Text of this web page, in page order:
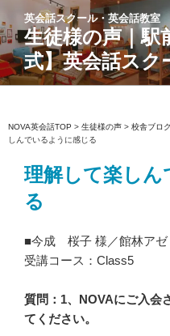
ン
テ
ン
ツ
ス
キ
英会話スクール・英会話教室
生徒様の声｜駅
式】英会話スク
NOVA英会話TOP > 生徒様の声 > 校舎ブロ
しんでいるように感じる
理解して楽しん
る
■今成 桜子 様／館林アゼ
受講コース：Class5
質問：1、NOVAにご入会
てください。